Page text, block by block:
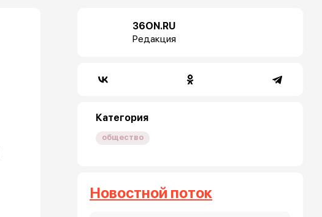
36ON.RU
Редакция
Категория
общество
Новостной поток